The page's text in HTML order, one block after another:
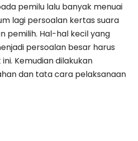
pemilu lalu banyak menuai
lagi persoalan kertas suara
pemilih. Hal-hal kecil yang
persoalan besar harus
Kemudian dilakukan
dan tata cara pelaksanaan